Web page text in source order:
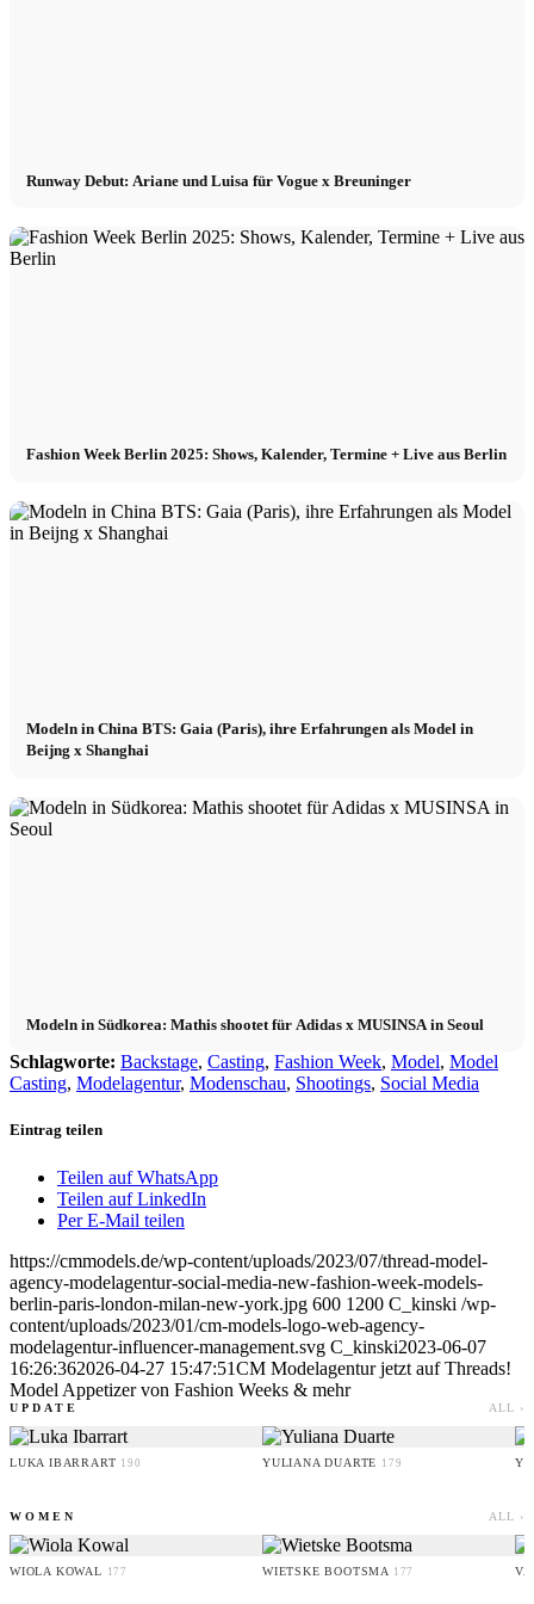
Runway Debut: Ariane und Luisa für Vogue x Breuninger
Fashion Week Berlin 2025: Shows, Kalender, Termine + Live aus Berlin
Modeln in China BTS: Gaia (Paris), ihre Erfahrungen als Model in
Beijng x Shanghai
Modeln in Südkorea: Mathis shootet für Adidas x MUSINSA in Seoul
Schlagworte: Backstage, Casting, Fashion Week, Model, Model
Casting, Modelagentur, Modenschau, Shootings, Social Media
Eintrag teilen
Teilen auf WhatsApp
Teilen auf LinkedIn
Per E-Mail teilen
https://cmmodels.de/wp-content/uploads/2023/07/thread-model-
agency-modelagentur-social-media-new-fashion-week-models-
berlin-paris-london-milan-new-york.jpg 600 1200 C_kinski /wp-
content/uploads/2023/01/cm-models-logo-web-agency-
modelagentur-influencer-management.svg C_kinski2023-06-07
16:26:362026-04-27 15:47:51CM Modelagentur jetzt auf Threads!
Model Appetizer von Fashion Weeks & mehr
UPDATE ALL ›
LUKA IBARRART 190 YULIANA DUARTE 179
WOMEN ALL ›
WIOLA KOWAL 177 WIETSKE BOOTSMA 177